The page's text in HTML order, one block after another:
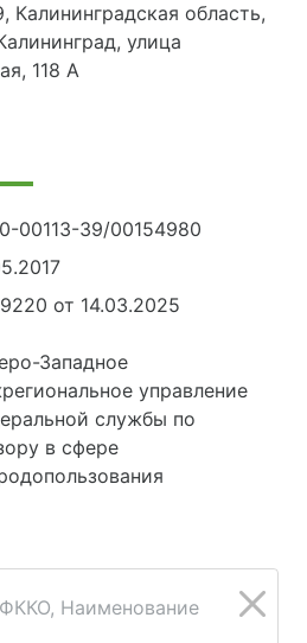
Калининградская область,
улица
118 А
00113-39/00154980
от 14.03.2025
Западное
управление
службы по
в сфере
Наименование